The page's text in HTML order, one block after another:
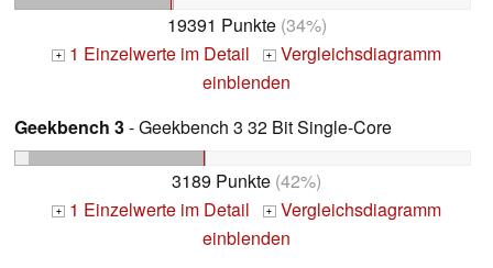
19391 Punkte(34%)
+ 1 Einzelwerte im Detail + Vergleichsdiagramm
einblenden
Geekbench 3- Geekbench 3 32 Bit Single-Core
3189 Punkte (42%)
+ 1 Einzelwerte im Detail + Vergleichsdiagramm
einblenden